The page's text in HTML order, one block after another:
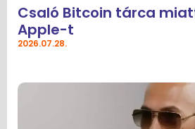
Csaló Bitcoin tárca
Apple-t
2026.07.28.